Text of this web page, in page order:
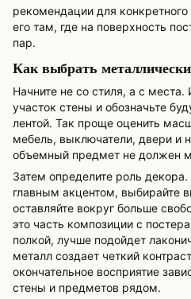
рекомендации для
его там, где на поверхность
пар.
Как выбрать
Начните не со стиля, а с
участок стены и обозначьте
лентой. Так проще оценить
мебель, выключатели, двери и
объемный предмет не должен
Затем определите роль
главным акцентом, выбирайте
оставляйте вокруг больше
это часть композиции с
полкой, лучше подойдет
металл создает четкий
окончательное восприятие
стены и предметов рядом.